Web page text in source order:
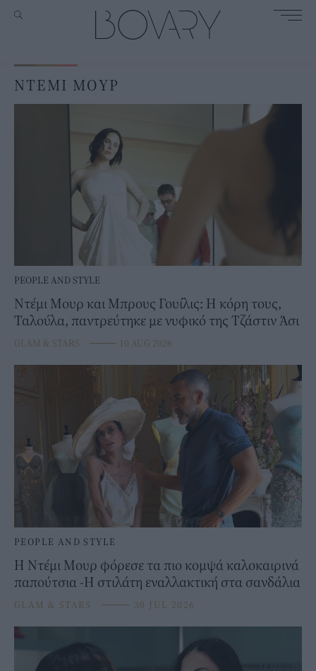
ΝΤΕΜΙ ΜΟΥΡ
PEOPLE AND STYLE
Ντέμι Μουρ και Μπρους Γουίλις: Η κόρη τους,
Ταλούλα, παντρεύτηκε με νυφικό της Τζάστιν Άσι
GLAM & STARS ⸻ 10 AUG 2026
PEOPLE AND STYLE
Η Ντέμι Μουρ φόρεσε τα πιο κομψά καλοκαιρινά
παπούτσια -Η στιλάτη εναλλακτική στα σανδάλια
GLAM & STARS ⸻ 30 JUL 2026